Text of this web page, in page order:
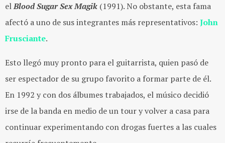
elBlood Sugar Sex Magik (1991). No obstante, esta fama
afectó a uno de sus integrantes más representativos: John
Frusciante.
Esto llegó muy pronto para el guitarrista, quien pasó de
ser espectador de su grupo favorito a formar parte de él.
En 1992 y con dos álbumes trabajados, el músico decidió
irse de la banda en medio de un tour y volver a casa para
continuar experimentando con drogas fuertes a las cuales